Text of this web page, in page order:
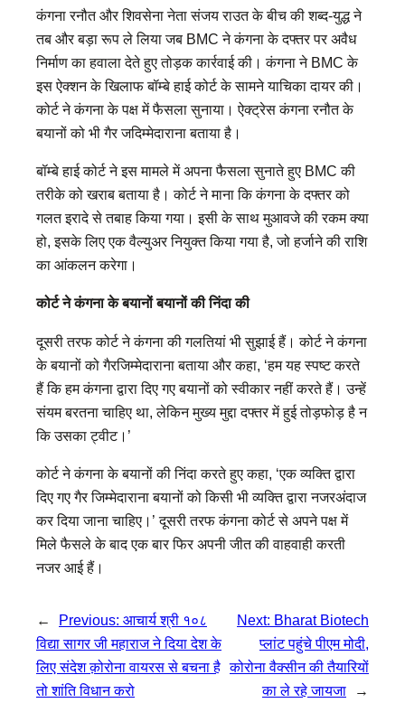
कंगना रनौत और शिवसेना नेता संजय राउत के बीच की शब्द-युद्ध ने
तब और बड़ा रूप ले लिया जब BMC ने कंगना के दफ्तर पर अवैध
निर्माण का हवाला देते हुए तोड़क कार्रवाई की। कंगना ने BMC के
इस ऐक्शन के खिलाफ बॉम्बे हाई कोर्ट के सामने याचिका दायर की।
कोर्ट ने कंगना के पक्ष में फैसला सुनाया। ऐक्ट्रेस कंगना रनौत के
बयानों को भी गैर जदिम्मेदाराना बताया है।
बॉम्‍बे हाई कोर्ट ने इस मामले में अपना फैसला सुनाते हुए BMC की
तरीके को खराब बताया है। कोर्ट ने माना कि कंगना के दफ्तर को
गलत इरादे से तबाह क‍िया गया। इसी के साथ मुआवजे की रकम क्‍या
हो, इसके ल‍िए एक वैल्‍युअर न‍ियुक्‍त क‍िया गया है, जो हर्जाने की राशि
का आंकलन करेगा।
कोर्ट ने कंगना के बयानों बयानों की निंदा की
दूसरी तरफ कोर्ट ने कंगना की गलतियां भी सुझाई हैं। कोर्ट ने कंगना
के बयानों को गैरजिम्मेदाराना बताया और कहा, ‘हम यह स्पष्ट करते
हैं कि हम कंगना द्वारा दिए गए बयानों को स्वीकार नहीं करते हैं। उन्हें
संयम बरतना चाहिए था, लेकिन मुख्य मुद्दा दफ्तर में हुई तोड़फोड़ है न
कि उसका ट्वीट।’
कोर्ट ने कंगना के बयानों की निंदा करते हुए कहा, ‘एक व्यक्ति द्वारा
दिए गए गैर जिम्मेदाराना बयानों को किसी भी व्यक्ति द्वारा नजरअंदाज
कर दिया जाना चाहिए।’ दूसरी तरफ कंगना कोर्ट से अपने पक्ष में
मिले फैसले के बाद एक बार फिर अपनी जीत की वाहवाही करती
नजर आई हैं।
← Previous: आचार्य श्री १०८
विद्या सागर जी महाराज ने दिया देश के
लिए संदेश क़ोरोना वायरस से बचना है
तो शांति विधान करो
Next: Bharat Biotech
प्लांट पहुंचे पीएम मोदी,
कोरोना वैक्सीन की तैयारियों
का ले रहे जायजा
→